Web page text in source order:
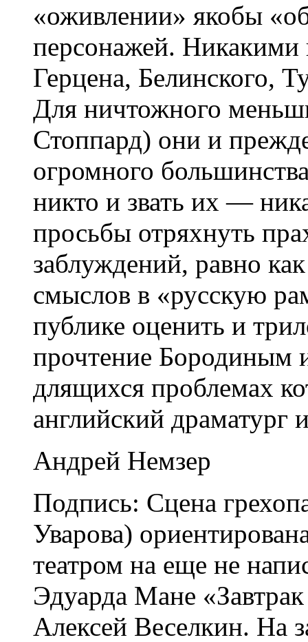
«оживлении» якобы
персонажей.
Герцена, Белинского,
Для ничтожного
Стоппард) они и
огромного
никто и звать их —
просьбы отряхнуть
заблуждений, равно
смыслов в «русскую
публике оценить и
прочтение
длящихся проблемах
английский драматург
Андрей Немзер
Подпись: Сцена
Уварова)
театром на еще не
Эдуарда Мане
Алексей Веселкин. На